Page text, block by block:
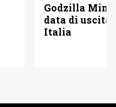
Godzilla
data di uscita
Italia